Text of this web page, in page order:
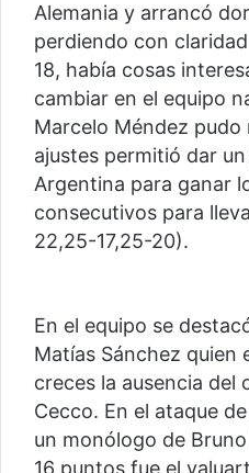
Alemania y arrancó
perdiendo con
18, había cosas
cambiar en el equipo
Marcelo Méndez
ajustes permitió dar
Argentina para ganar
consecutivos para
22,25-17,25-20).
En el equipo se
Matías Sánchez quien
creces la ausencia del
Cecco. En el ataque
un monólogo de